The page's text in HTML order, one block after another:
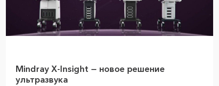
Mindray X-Insight — новое решение
ультразвука